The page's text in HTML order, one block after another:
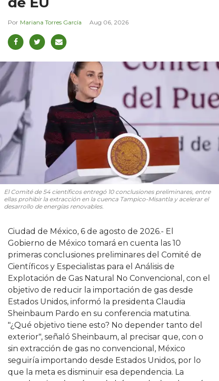
Mariana Torres García Aug 06, 2026
El Comité de 54 científicos entregó 10 conclusiones preliminares, entre
ellas prohibir la extracción en la cuenca Tampico-Misantla y acelerar el
desarrollo de energías renovables.
Ciudad de México, 6 de agosto de 2026.- El
Gobierno de México tomará en cuenta las 10
primeras conclusiones preliminares del Comité de
Científicos y Especialistas para el Análisis de
Explotación de Gas Natural No Convencional, con el
objetivo de reducir la importación de gas desde
Estados Unidos, informó la presidenta Claudia
Sheinbaum Pardo en su conferencia matutina.
"¿Qué objetivo tiene esto? No depender tanto del
exterior", señaló Sheinbaum, al precisar que, con o
sin extracción de gas no convencional, México
seguiría importando desde Estados Unidos, por lo
que la meta es disminuir esa dependencia. La